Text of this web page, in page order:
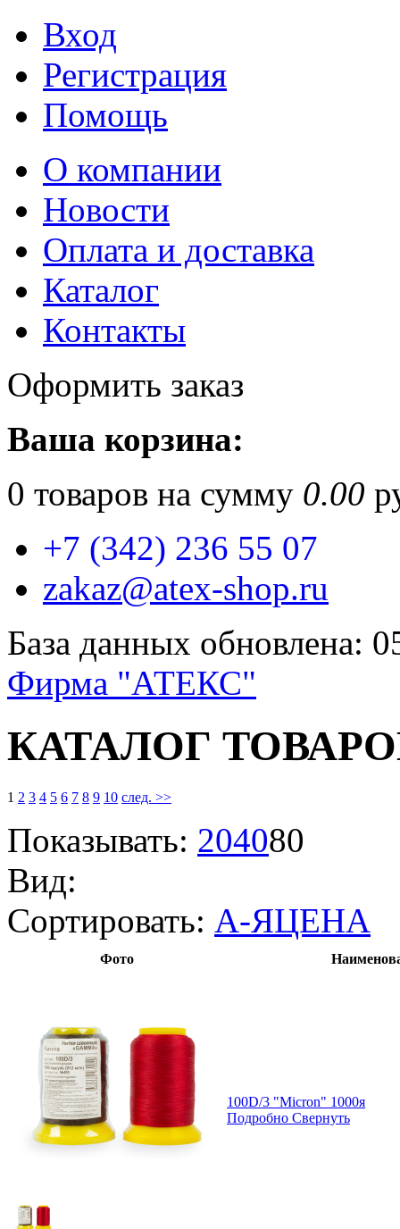
Вход
Регистрация
Помощь
О компании
Новости
Оплата и доставка
Каталог
Контакты
Оформить заказ
Ваша корзина:
0 товаров на сумму 0.00
+7 (342) 236 55 07
zakaz@atex-shop.ru
База данных обновлена:
Фирма "АТЕКС"
КАТАЛОГ
1 2 3 4 5 6 7 8 9 10 след. >>
Показывать: 204080
Вид:
Сортировать: А-ЯЦЕНА
Фото
100D/3 "Micron" 1000я
Подробно Свернуть